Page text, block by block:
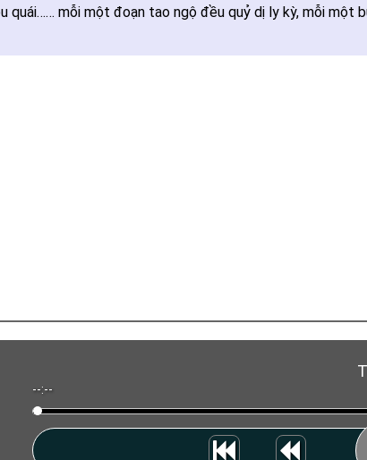
quái…… mỗi một đoạn tao ngộ đều quỷ dị ly kỳ, mỗi một
--:--